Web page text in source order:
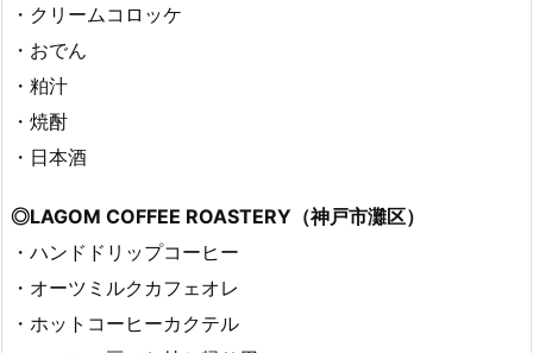
・クリームコロッケ
・おでん
・粕汁
・焼酎
・日本酒
◎LAGOM COFFEE ROASTERY（神戸市灘区）
・ハンドドリップコーヒー
・オーツミルクカフェオレ
・ホットコーヒーカクテル